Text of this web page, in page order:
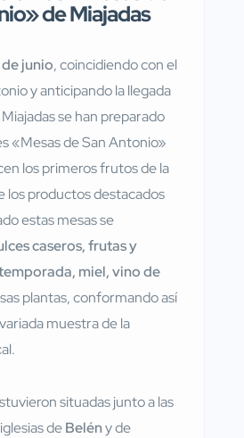
de Miajadas
de junio, coincidiendo con el
y anticipando la llegada
se han preparado
«Mesas de San Antonio»
los primeros frutos de la
los productos destacados
estas mesas se
caseros, frutas y
miel, vino de
plantas, conformando así
muestra de la
situadas junto a las
deBelény de